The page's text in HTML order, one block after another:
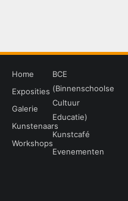
Home
Exposities
Galerie
Kunstenaars
Workshops
BCE
(Binnenschoolse
Cultuur
Educatie)
Kunstcafé
Evenementen